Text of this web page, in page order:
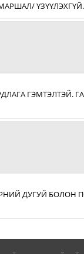
ҮЗҮҮЛЭХГҮЙ.
ГЭМТЭЛТЭЙ.
ДУГУЙ БОЛОН